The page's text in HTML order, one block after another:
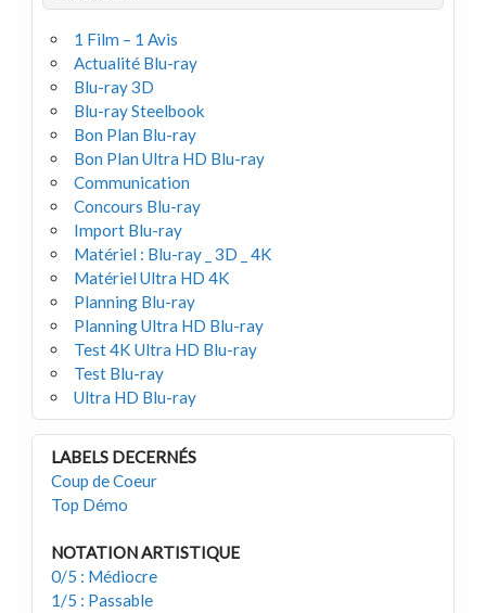
1 Film – 1 Avis
Actualité Blu-ray
Blu-ray 3D
Blu-ray Steelbook
Bon Plan Blu-ray
Bon Plan Ultra HD Blu-ray
Communication
Concours Blu-ray
Import Blu-ray
Matériel : Blu-ray _ 3D _ 4K
Matériel Ultra HD 4K
Planning Blu-ray
Planning Ultra HD Blu-ray
Test 4K Ultra HD Blu-ray
Test Blu-ray
Ultra HD Blu-ray
LABELS DECERNÉS
Coup de Coeur
Top Démo
NOTATION ARTISTIQUE
0/5 : Médiocre
1/5 : Passable